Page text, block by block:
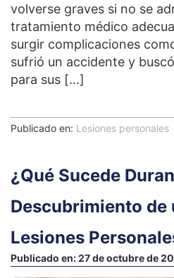
volverse graves si no se
tratamiento médico
surgir complicaciones
sufrió un accidente y
para sus […]
Publicado en: Lesiones personales
¿Qué Sucede
Descubrimiento de
Lesiones
Publicado en:27 de octubre de